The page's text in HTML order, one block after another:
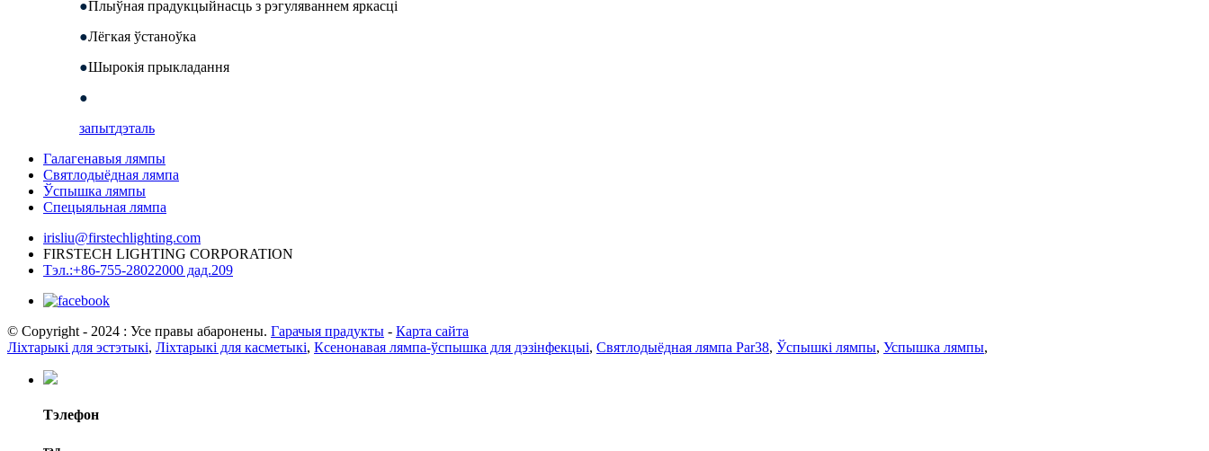
●Плыўная прадукцыйнасць з рэгуляваннем яркасці
●Лёгкая ўстаноўка
●Шырокія прыкладання
●
запытдэталь
Галагенавыя лямпы
Святлодыёдная лямпа
Ўспышка лямпы
Спецыяльная лямпа
irisliu@firstechlighting.com
FIRSTECH LIGHTING CORPORATION
Тэл.:+86-755-28022000 дад.209
© Copyright - 2024 : Усе правы абаронены. Гарачыя прадукты - Карта сайта
Ліхтарыкі для эстэтыкі, Ліхтарыкі для касметыкі, Ксенонавая лямпа-ўспышка для дэзінфекцыі, Святлодыёдная лямпа Par38, Ўспышкі лямпы, Успышка лямпы,
Тэлефон